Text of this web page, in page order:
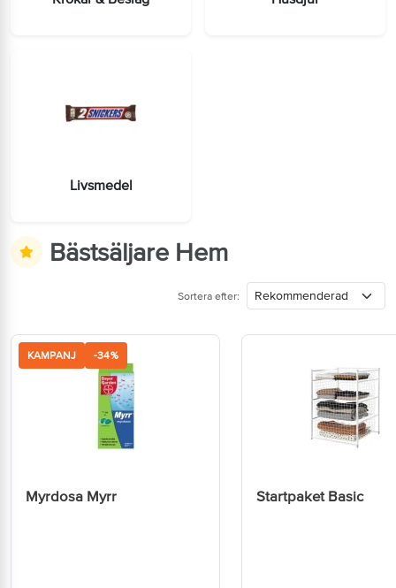
Livsmedel
Bästsäljare Hem
Sortera efter:
KAMPANJ -34%
Myrdosa Myrr Startpaket Basic